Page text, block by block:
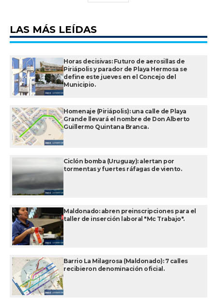
LAS MÁS LEÍDAS
Horas decisivas: Futuro de aerosillas de
Piriápolis y parador de Playa Hermosa se
define este jueves en el Concejo del
Municipio.
Homenaje (Piriápolis): una calle de Playa
Grande llevará el nombre de Don Alberto
Guillermo Quintana Branca.
Ciclón bomba (Uruguay): alertan por
tormentas y fuertes ráfagas de viento.
Maldonado: abren preinscripciones para el
taller de inserción laboral "Mc Trabajo".
Barrio La Milagrosa (Maldonado): 7 calles
recibieron denominación oficial.